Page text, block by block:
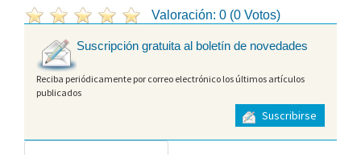
Valoración: 0 (0 Votos)
Suscripción gratuita al boletín de novedades
Reciba periódicamente por correo electrónico los últimos artículos
publicados
Suscribirse